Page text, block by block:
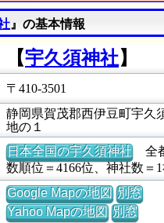
』の基本情報
【宇久須神社】
〒410-3501
静岡県賀茂郡西伊豆町宇久
地の１
日本全国の宇久須神社全都
数順位＝4166位、神社数＝
Google Mapの地図 別窓
Yahoo Mapの地図 別窓